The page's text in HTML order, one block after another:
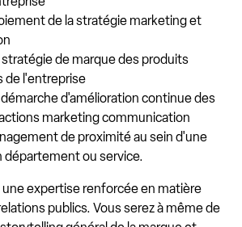
de la stratégie marketing et
stratégie de marque des produits
de l'entreprise
d'amélioration continue des
marketing communication
de proximité au sein d'une
département ou service.
une expertise renforcée en matière
publics. Vous serez à même de